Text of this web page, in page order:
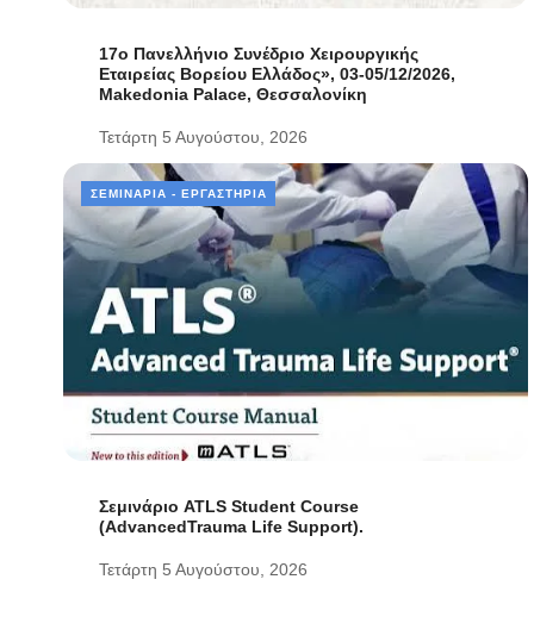
17ο Πανελλήνιο Συνέδριο Χειρουργικής
Εταιρείας Βορείου Ελλάδος», 03-05/12/2026,
Makedonia Palace, Θεσσαλονίκη
Τετάρτη 5 Αυγούστου, 2026
ΣΕΜΙΝΆΡΙΑ - ΕΡΓΑΣΤΉΡΙΑ
Σεμινάριο ATLS Student Course
(AdvancedTrauma Life Support).
Τετάρτη 5 Αυγούστου, 2026